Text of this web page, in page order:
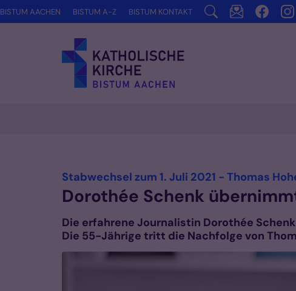
Zum Inhalt springen
BISTUM AACHEN BISTUM A-Z BISTUM KONTAKT
Stabwechsel zum 1. Juli 2021 - Thomas
Dorothée Schenk
Die erfahrene Journalistin Dorothée
Die 55-Jährige tritt die Nachfolge von